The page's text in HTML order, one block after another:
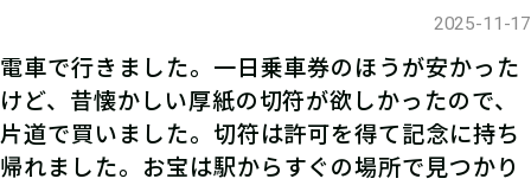
2025-11-17
電車で行きました。一日乗車券のほうが安かった
けど、昔懐かしい厚紙の切符が欲しかったので、
片道で買いました。切符は許可を得て記念に持ち
帰れました。お宝は駅からすぐの場所で見つかり